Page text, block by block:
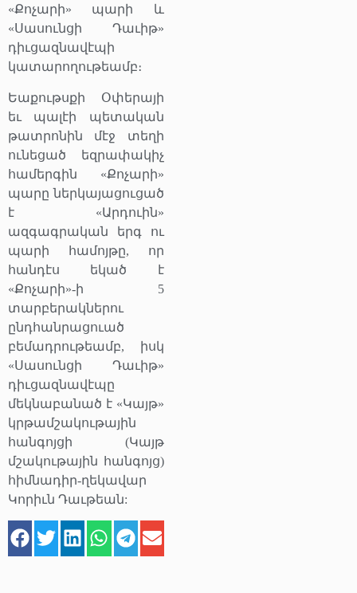
«Քոչարի» պարի և
«Սասունցի Դաւիթ»
դիւցազնավէպի
կատարողութեամբ։
Եաքութսքի Օփերայի
եւ պալէի պետական
թատրոնին մէջ տեղի
ունեցած եզրափակիչ
համերգին «Քոչարի»
պարը ներկայացուցած
է «Արդուին»
ազգագրական երգ ու
պարի համոյթը, որ
հանդէս եկած է
«Քոչարի»-ի 5
տարբերակներու
ընդհանրացուած
բեմադրութեամբ, իսկ
«Սասունցի Դաւիթ»
դիւցազնավէպը
մեկնաբանած է «Կայթ»
կրթամշակութային
հանգոյցի (Կայթ
մշակութային հանգոյց)
հիմնադիր-ղեկավար
Կորիւն Դաւթեան: